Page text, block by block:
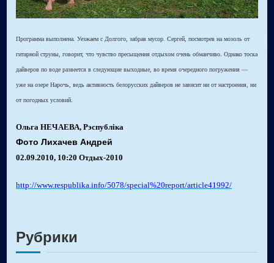
Программа выполнена. Уезжаем с Долгого, забрав мусор. Сергей, посмотрев на мозоль от
гитарной струны, говорит, что чувство пресыщения отдыхом очень обманчиво. Однако тоска
дайверов по воде развеется в следующие выходные, во время очередного погружения —
уже на озере Нарочь, ведь активность белорусских дайверов не зависит ни от настроения, ни
от погодных условий.
Ольга НЕЧАЕВА, Рэспубліка
Фото Лихачев Андрей
02.09.2010, 10:20 Отдых-2010
http://www.respublika.info/5078/special%20report/article41992/
Рубрики